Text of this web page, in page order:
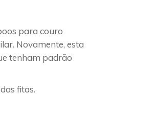
para couro
Novamente, esta
tenham padrão
fitas.